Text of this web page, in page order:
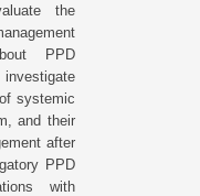
the
PPD
systemic
and their
after
PPD
with